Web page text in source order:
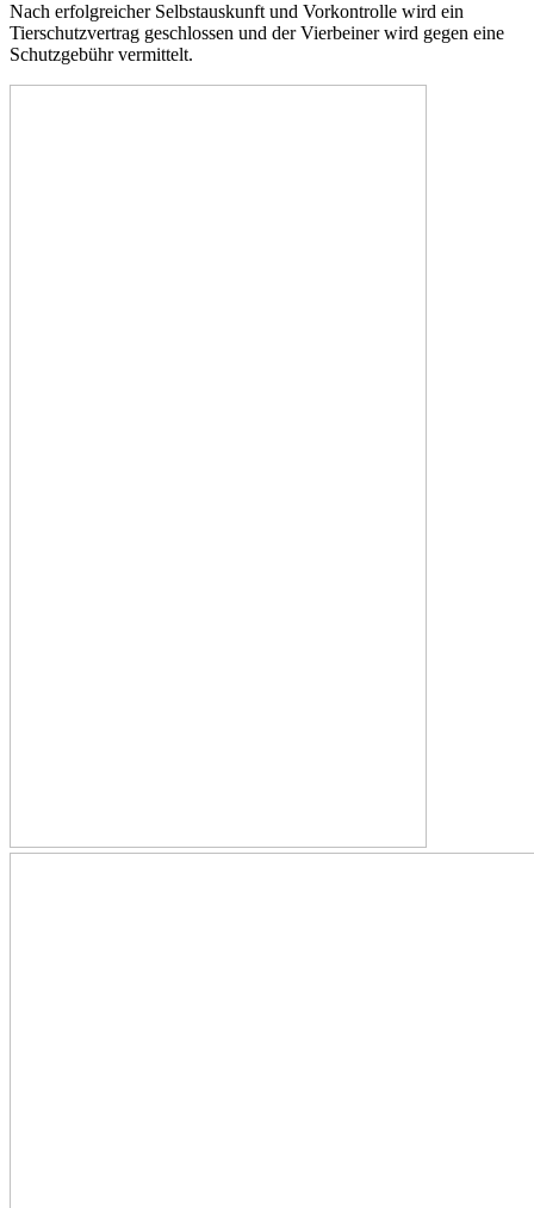
Nach erfolgreicher Selbstauskunft und Vorkontrolle wird ein
Tierschutzvertrag geschlossen und der Vierbeiner wird gegen eine
Schutzgebühr vermittelt.